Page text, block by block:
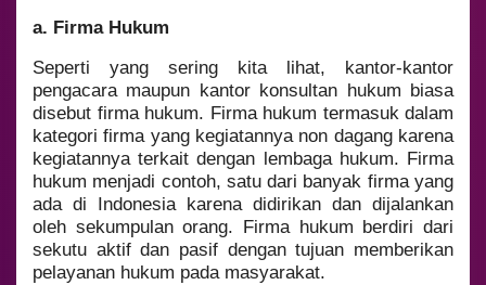
a. Firma Hukum
Seperti yang sering kita lihat, kantor-kantor
pengacara maupun kantor konsultan hukum biasa
disebut firma hukum. Firma hukum termasuk dalam
kategori firma yang kegiatannya non dagang karena
kegiatannya terkait dengan lembaga hukum. Firma
hukum menjadi contoh, satu dari banyak firma yang
ada di Indonesia karena didirikan dan dijalankan
oleh sekumpulan orang. Firma hukum berdiri dari
sekutu aktif dan pasif dengan tujuan memberikan
pelayanan hukum pada masyarakat.